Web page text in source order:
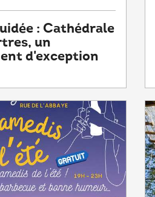
: Cathédrale
un
d'exception